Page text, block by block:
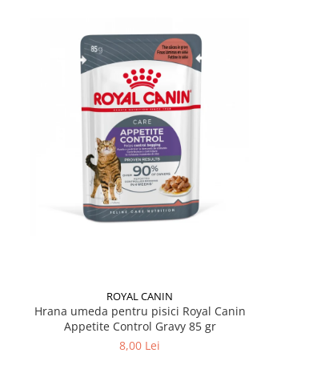
ROYAL CANIN
Hrana umeda pentru pisici Royal Canin
Appetite Control Gravy 85 gr
8,00 Lei